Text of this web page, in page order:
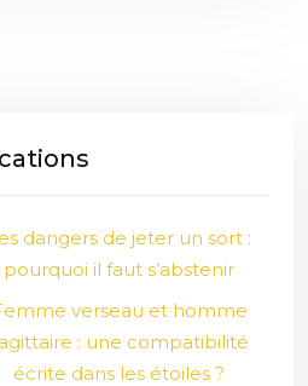
dangers de jeter un sort :
pourquoi il faut s’abstenir
verseau et homme
: une compatibilité
écrite dans les étoiles ?